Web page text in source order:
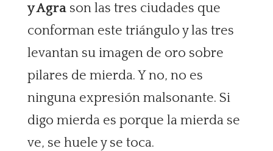
y Agrason las tres ciudades que
conforman este triángulo y las tres
levantan su imagen de oro sobre
pilares de mierda. Y no, no es
ninguna expresión malsonante. Si
digo mierda es porque la mierda se
ve, se huele y se toca.